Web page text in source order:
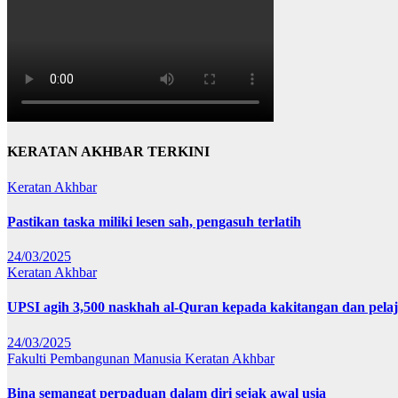
KERATAN AKHBAR TERKINI
Keratan Akhbar
Pastikan taska miliki lesen sah, pengasuh terlatih
24/03/2025
Keratan Akhbar
UPSI agih 3,500 naskhah al-Quran kepada kakitangan dan
24/03/2025
Fakulti Pembangunan Manusia Keratan Akhbar
Bina semangat perpaduan dalam diri sejak awal usia